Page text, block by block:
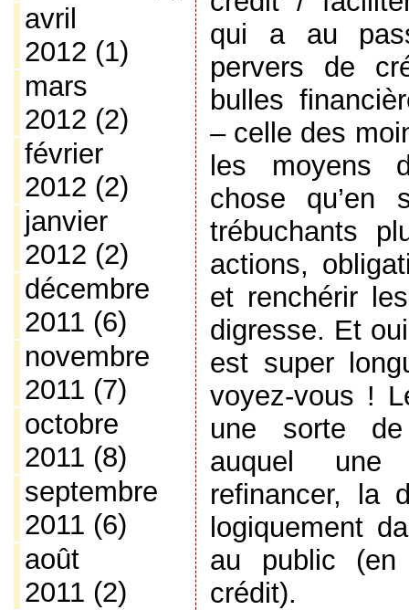
avril
2012 (1)
mars
2012 (2)
février
2012 (2)
janvier
2012 (2)
décembre
2011 (6)
novembre
2011 (7)
octobre
2011 (8)
septembre
2011 (6)
août
2011 (2)
qui a au
pervers de
bulles
– celle des
les moyens
chose qu’en
trébuchants
actions,
et renchérir
digresse. Et
est super
voyez-vous !
une sorte
auquel
refinancer, la
logiquement
au public (en
crédit).